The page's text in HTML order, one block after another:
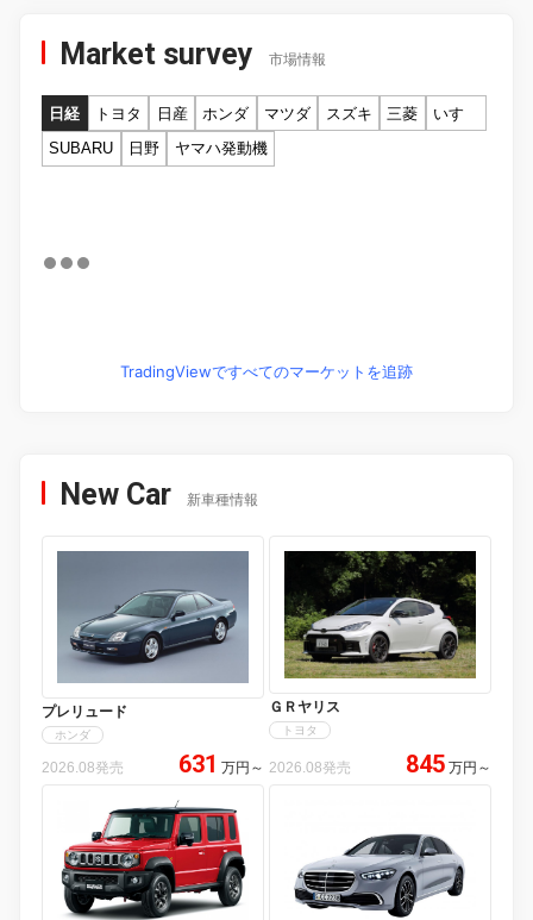
Market survey 市場情報
日経 トヨタ 日産 ホンダ マツダ スズキ 三菱
いすゞ
SUBARU
日野 ヤマハ発動機
TradingViewですべてのマーケットを追跡
New Car 新車種情報
プレリュード
ホンダ
2026.08発売 631 万円 ～
ＧＲヤリス
トヨタ
2026.08発売 845 万円 ～